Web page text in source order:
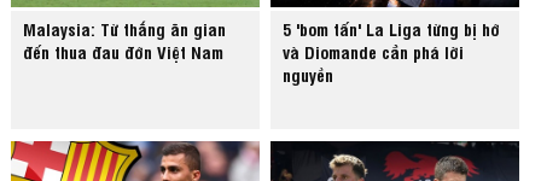
Malaysia: Từ thắng ăn gian
đến thua đau đớn Việt Nam
5 'bom tấn' La Liga từng bị hớ
và Diomande cần phá lời
nguyền